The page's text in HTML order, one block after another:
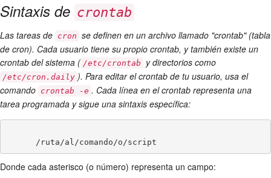
Sintaxis de crontab
Las tareas de cron se definen en un archivo llamado "crontab" (tabla
de cron). Cada usuario tiene su propio crontab, y también existe un
crontab del sistema ( /etc/crontab y directorios como
/etc/cron.daily ). Para editar el crontab de tu usuario, usa el
comando crontab -e . Cada línea en el crontab representa una
tarea programada y sigue una sintaxis específica:
Donde cada asterisco (o número) representa un campo: